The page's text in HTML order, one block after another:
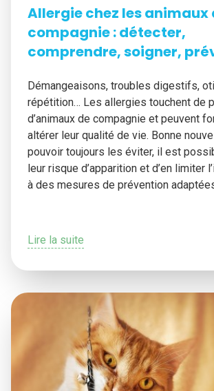
Allergie chez les animaux
compagnie : détecter,
comprendre, soigner,
Démangeaisons, troubles digestifs,
répétition… Les allergies touchent de
d’animaux de compagnie et peuvent
altérer leur qualité de vie. Bonne
pouvoir toujours les éviter, il est
leur risque d’apparition et d’en limiter
à des mesures de prévention
Lire la suite